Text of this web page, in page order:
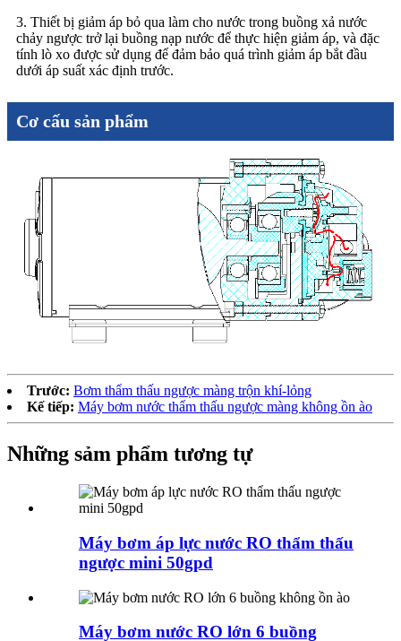
3. Thiết bị giảm áp bỏ qua làm cho nước trong buồng xả nước
chảy ngược trở lại buồng nạp nước để thực hiện giảm áp, và đặc
tính lò xo được sử dụng để đảm bảo quá trình giảm áp bắt đầu
dưới áp suất xác định trước.
Cơ cấu sản phẩm
Trước: Bơm thẩm thấu ngược màng trộn khí-lỏng
Kế tiếp: Máy bơm nước thẩm thấu ngược màng không ồn ào
Những sảm phẩm tương tự
Máy bơm áp lực nước RO thẩm thấu
ngược mini 50gpd
Máy bơm nước RO lớn 6 buồng